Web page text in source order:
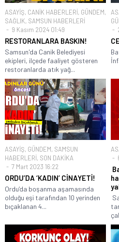
ASAYİŞ, CANİK HABERLERİ, GÜNDEM,
SAĞLIK, SAMSUN HABERLERİ
9 Kasım 2024 01:49
RESTORANLARA BASKIN!
Samsun'da Canik Belediyesi
ekipleri, ilçede faaliyet gösteren
restoranlarda atık yağ...
ASAYİŞ, GÜNDEM, SAMSUN
HABERLERİ, SON DAKİKA
7 Mart 2023 16:22
ORDU’DA ‘KADIN’ CİNAYETİ!
Ordu’da boşanma aşamasında
olduğu eşi tarafından 10 yerinden
bıçaklanan 4...